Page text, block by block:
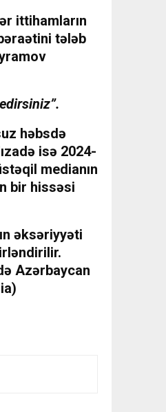
ittihamların
tələb
həbsdə
isə 2024-
medianın
bir hissəsi
əksəriyyəti
Azərbaycan